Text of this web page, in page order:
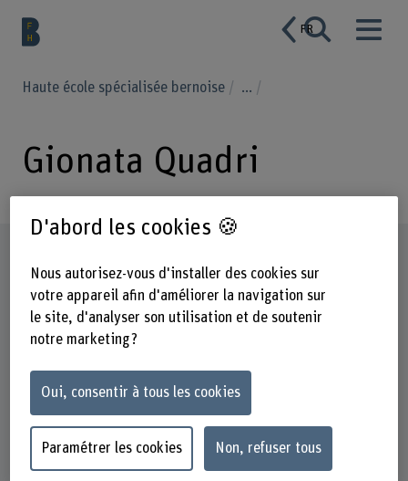
FR
Haute école spécialisée bernoise ...
Gionata Quadri
D'abord les cookies 🍪
Nous autorisez-vous d'installer des cookies sur
votre appareil afin d'améliorer la navigation sur
le site, d'analyser son utilisation et de soutenir
notre marketing ?
Oui, consentir à tous les cookies
Paramétrer les cookies Non, refuser tous